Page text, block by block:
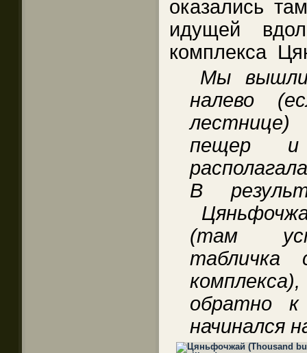
оказались
идущей
комплекса
Мы вышли
налево
лестнице)
пещер
В
(там
табличка
обратно
начинался